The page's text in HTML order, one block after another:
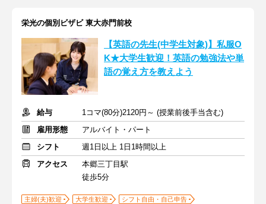
栄光の個別ビザビ 東大赤門前校
【英語の先生(中学生対象)】私服O
K★大学生歓迎！英語の勉強法や単
語の覚え方を教えよう
給与
1コマ(80分)2120円～ (授業前後手当含む)
雇用形態
アルバイト・パート
シフト
週1日以上 1日1時間以上
アクセス
本郷三丁目駅
徒歩5分
主婦(夫)歓迎 大学生歓迎
シフト自由・自己申告